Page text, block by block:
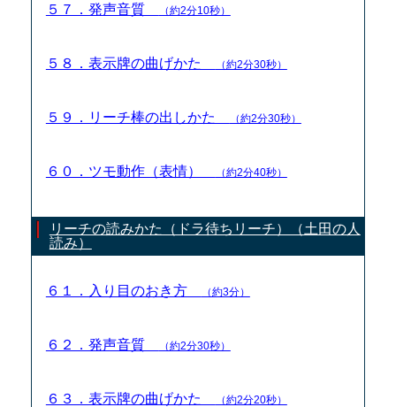
５７．発声音質 （約2分10秒）
５８．表示牌の曲げかた （約2分30秒）
５９．リーチ棒の出しかた （約2分30秒）
６０．ツモ動作（表情） （約2分40秒）
リーチの読みかた（ドラ待ちリーチ）（土田の人
読み）
６１．入り目のおき方 （約3分）
６２．発声音質 （約2分30秒）
６３．表示牌の曲げかた （約2分20秒）